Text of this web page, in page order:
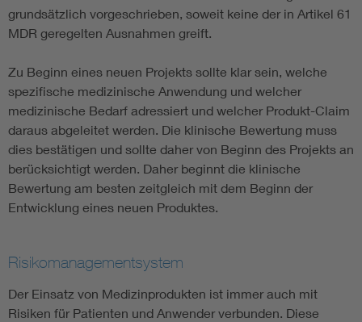
grundsätzlich vorgeschrieben, soweit keine der in Artikel 61
MDR geregelten Ausnahmen greift.
Zu Beginn eines neuen Projekts sollte klar sein, welche
spezifische medizinische Anwendung und welcher
medizinische Bedarf adressiert und welcher Produkt-Claim
daraus abgeleitet werden. Die klinische Bewertung muss
dies bestätigen und sollte daher von Beginn des Projekts an
berücksichtigt werden. Daher beginnt die klinische
Bewertung am besten zeitgleich mit dem Beginn der
Entwicklung eines neuen Produktes.
Risikomanagementsystem
Der Einsatz von Medizinprodukten ist immer auch mit
Risiken für Patienten und Anwender verbunden. Diese